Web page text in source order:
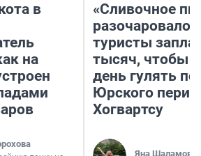
в
на
«Сливочное
разочаровало»:
туристы
тысяч, чтобы
день гулять по
Юрского
Хогвартсу
Яна Шаламова